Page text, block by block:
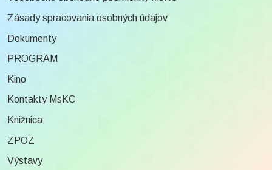
Zásady spracovania osobných údajov
Dokumenty
PROGRAM
Kino
Kontakty MsKC
Knižnica
ZPOZ
Výstavy